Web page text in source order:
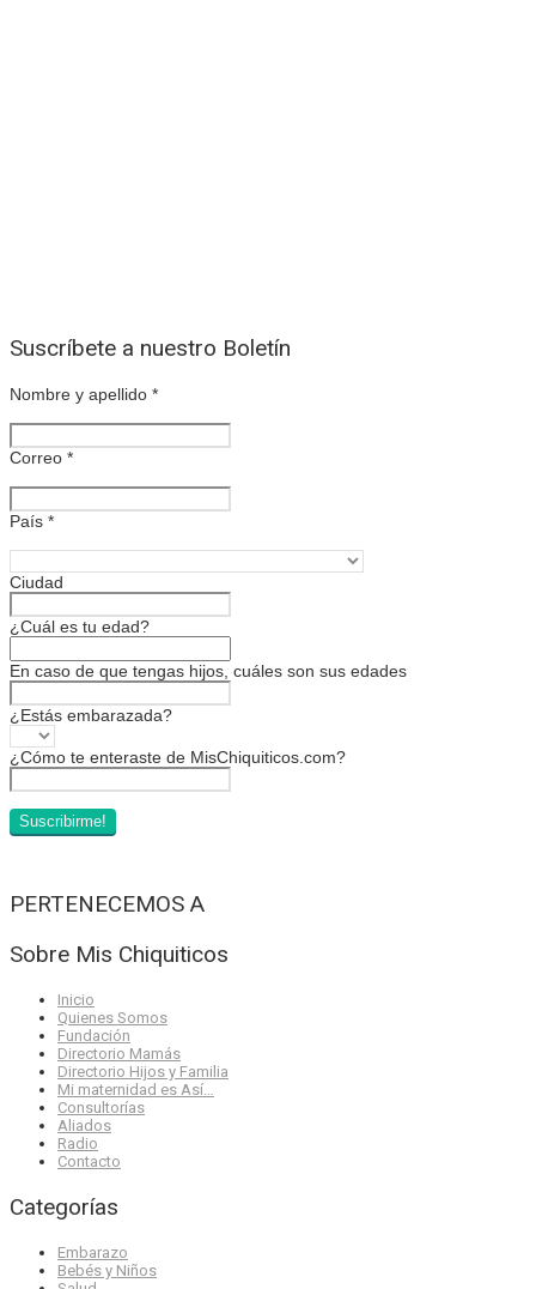
Suscríbete a nuestro Boletín
Nombre y apellido *
Correo *
País *
Ciudad
¿Cuál es tu edad?
En caso de que tengas hijos, cuáles son sus edades
¿Estás embarazada?
¿Cómo te enteraste de MisChiquiticos.com?
PERTENECEMOS A
Sobre Mis Chiquiticos
Inicio
Quienes Somos
Fundación
Directorio Mamás
Directorio Hijos y Familia
Mi maternidad es Así…
Consultorías
Aliados
Radio
Contacto
Categorías
Embarazo
Bebés y Niños